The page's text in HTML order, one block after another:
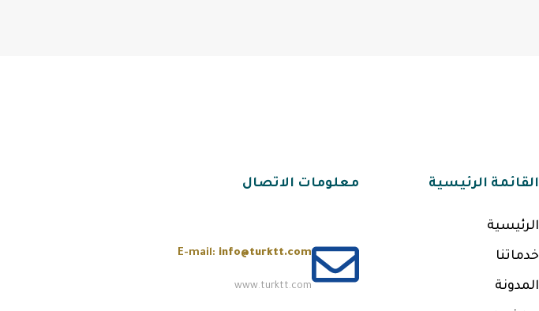
القائمة الرئيسية
الرئيسية
خدماتنا
المدونة
معلومات الاتصال
E-mail: info@turktt.com
www.turktt.com